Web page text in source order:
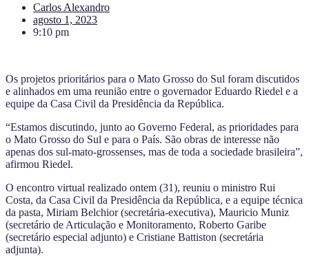
Carlos Alexandro
agosto 1, 2023
9:10 pm
Os projetos prioritários para o Mato Grosso do Sul foram discutidos
e alinhados em uma reunião entre o governador Eduardo Riedel e a
equipe da Casa Civil da Presidência da República.
“Estamos discutindo, junto ao Governo Federal, as prioridades para
o Mato Grosso do Sul e para o País. São obras de interesse não
apenas dos sul-mato-grossenses, mas de toda a sociedade brasileira”,
afirmou Riedel.
O encontro virtual realizado ontem (31), reuniu o ministro Rui
Costa, da Casa Civil da Presidência da República, e a equipe técnica
da pasta, Miriam Belchior (secretária-executiva), Mauricio Muniz
(secretário de Articulação e Monitoramento, Roberto Garibe
(secretário especial adjunto) e Cristiane Battiston (secretária
adjunta).